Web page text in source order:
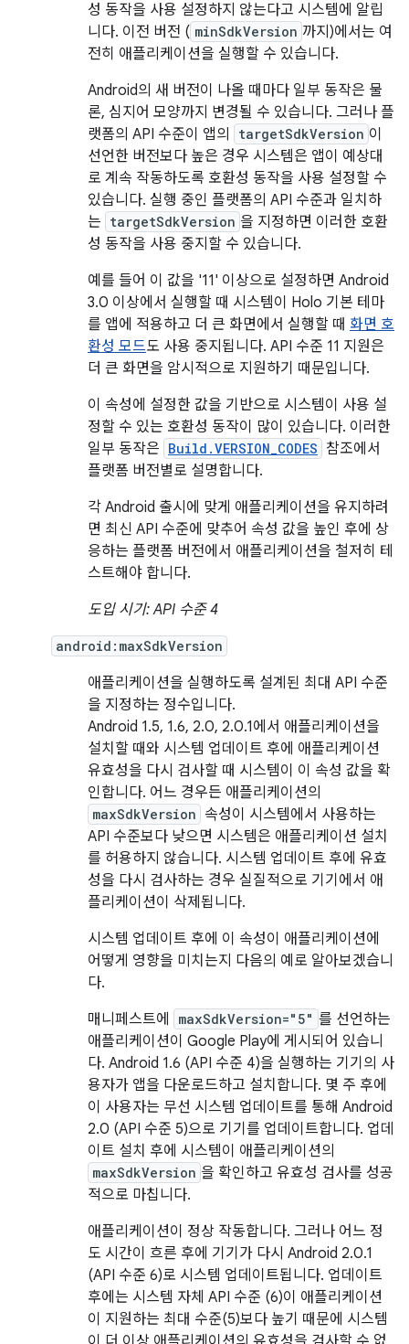
성 동작을 사용 설정하지 않는다고 시스템에 알립
니다. 이전 버전 ( minSdkVersion 까지)에서는 여
전히 애플리케이션을 실행할 수 있습니다.
Android의 새 버전이 나올 때마다 일부 동작은 물
론, 심지어 모양까지 변경될 수 있습니다. 그러나 플
랫폼의 API 수준이 앱의
targetSdkVersion 이
선언한 버전보다 높은 경우 시스템은 앱이 예상대
로 계속 작동하도록 호환성 동작을 사용 설정할 수
있습니다. 실행 중인 플랫폼의 API 수준과 일치하
는 targetSdkVersion 을 지정하면 이러한 호환
성 동작을 사용 중지할 수 있습니다.
예를 들어 이 값을 '11' 이상으로 설정하면 Android
3.0 이상에서 실행할 때 시스템이 Holo 기본 테마
를 앱에 적용하고 더 큰 화면에서 실행할 때 화면 호
환성 모드도 사용 중지됩니다. API 수준 11 지원은
더 큰 화면을 암시적으로 지원하기 때문입니다.
이 속성에 설정한 값을 기반으로 시스템이 사용 설
정할 수 있는 호환성 동작이 많이 있습니다. 이러한
일부 동작은 Build.VERSION_CODES 참조에서
플랫폼 버전별로 설명합니다.
각 Android 출시에 맞게 애플리케이션을 유지하려
면 최신 API 수준에 맞추어 속성 값을 높인 후에 상
응하는 플랫폼 버전에서 애플리케이션을 철저히 테
스트해야 합니다.
도입 시기: API 수준 4
android:maxSdkVersion
애플리케이션을 실행하도록 설계된 최대 API 수준
을 지정하는 정수입니다.
Android 1.5, 1.6, 2.0, 2.0.1에서 애플리케이션을
설치할 때와 시스템 업데이트 후에 애플리케이션
유효성을 다시 검사할 때 시스템이 이 속성 값을 확
인합니다. 어느 경우든 애플리케이션의
maxSdkVersion 속성이 시스템에서 사용하는
API 수준보다 낮으면 시스템은 애플리케이션 설치
를 허용하지 않습니다. 시스템 업데이트 후에 유효
성을 다시 검사하는 경우 실질적으로 기기에서 애
플리케이션이 삭제됩니다.
시스템 업데이트 후에 이 속성이 애플리케이션에
어떻게 영향을 미치는지 다음의 예로 알아보겠습니
다.
매니페스트에
maxSdkVersion="5" 를 선언하는
애플리케이션이 Google Play에 게시되어 있습니
다. Android 1.6 (API 수준 4)을 실행하는 기기의 사
용자가 앱을 다운로드하고 설치합니다. 몇 주 후에
이 사용자는 무선 시스템 업데이트를 통해 Android
2.0 (API 수준 5)으로 기기를 업데이트합니다. 업데
이트 설치 후에 시스템이 애플리케이션의
maxSdkVersion 을 확인하고 유효성 검사를 성공
적으로 마칩니다.
애플리케이션이 정상 작동합니다. 그러나 어느 정
도 시간이 흐른 후에 기기가 다시 Android 2.0.1
(API 수준 6)로 시스템 업데이트됩니다. 업데이트
후에는 시스템 자체 API 수준 (6)이 애플리케이션
이 지원하는 최대 수준(5)보다 높기 때문에 시스템